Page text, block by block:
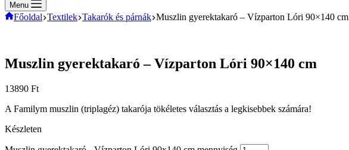
Menu
Főoldal Textilek Takarók és párnák Muszlin gyerektakaró – Vízparton Lóri 90×140 cm
Muszlin gyerektakaró – Vízparton Lóri 90×140 cm
13890 Ft
A Familym muszlin (triplagéz) takarója tökéletes választás a legkisebbek számára!
Készleten